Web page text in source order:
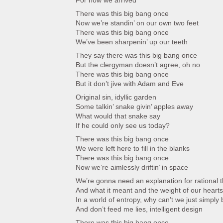
There was this big bang once
Now we’re standin’ on our own two feet
There was this big bang once
We’ve been sharpenin’ up our teeth
They say there was this big bang once
But the clergyman doesn’t agree, oh no
There was this big bang once
But it don’t jive with Adam and Eve
Original sin, idyllic garden
Some talkin’ snake givin’ apples away
What would that snake say
If he could only see us today?
There was this big bang once
We were left here to fill in the blanks
There was this big bang once
Now we’re aimlessly driftin’ in space
We’re gonna need an explanation for rational
And what it meant and the weight of our hearts
In a world of entropy, why can’t we just simply
And don’t feed me lies, intelligent design